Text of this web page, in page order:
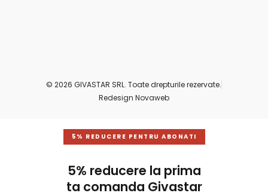
© 2026 GIVASTAR SRL. Toate drepturile rezervate.
Redesign Novaweb
5% REDUCERE PENTRU ABONATI
5% reducere la prima
ta comanda Givastar